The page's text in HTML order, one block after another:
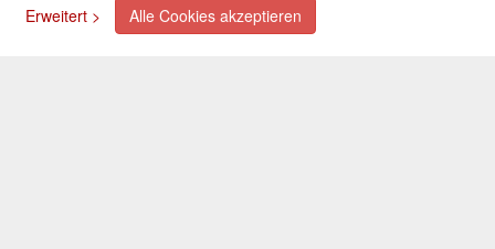
Erweitert >
Alle Cookies akzeptieren